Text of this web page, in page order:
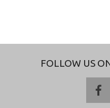
FOLLOW US